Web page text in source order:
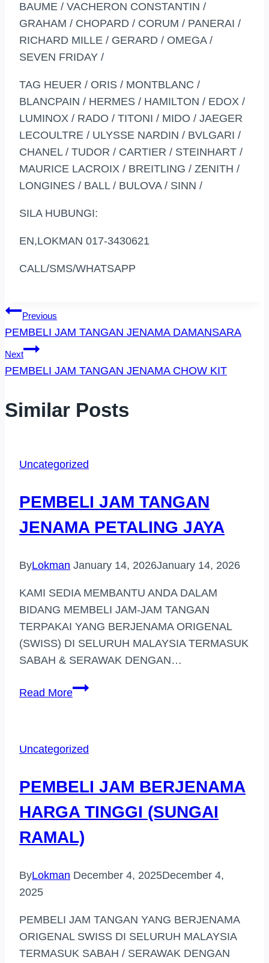
BAUME / VACHERON CONSTANTIN /
GRAHAM / CHOPARD / CORUM / PANERAI /
RICHARD MILLE / GERARD / OMEGA /
SEVEN FRIDAY /
TAG HEUER / ORIS / MONTBLANC /
BLANCPAIN / HERMES / HAMILTON / EDOX /
LUMINOX / RADO / TITONI / MIDO / JAEGER
LECOULTRE / ULYSSE NARDIN / BVLGARI /
CHANEL / TUDOR / CARTIER / STEINHART /
MAURICE LACROIX / BREITLING / ZENITH /
LONGINES / BALL / BULOVA / SINN /
SILA HUBUNGI:
EN,LOKMAN 017-3430621
CALL/SMS/WHATSAPP
Post
Navigation
Previous
PEMBELI JAM TANGAN JENAMA DAMANSARA
Next
PEMBELI JAM TANGAN JENAMA CHOW KIT
Similar Posts
Uncategorized
PEMBELI JAM TANGAN
JENAMA PETALING JAYA
ByLokman January 14, 2026January 14, 2026
KAMI SEDIA MEMBANTU ANDA DALAM
BIDANG MEMBELI JAM-JAM TANGAN
TERPAKAI YANG BERJENAMA ORIGENAL
(SWISS) DI SELURUH MALAYSIA TERMASUK
SABAH & SERAWAK DENGAN…
Read MorePEMBELI
PETALING
Uncategorized
PEMBELI JAM BERJENAMA
HARGA TINGGI (SUNGAI
RAMAL)
ByLokman December 4, 2025December 4,
2025
PEMBELI JAM TANGAN YANG BERJENAMA
ORIGENAL SWISS DI SELURUH MALAYSIA
TERMASUK SABAH / SERAWAK DENGAN